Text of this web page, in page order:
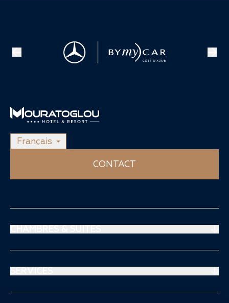
Français
CONTACT
Suites Prestige
Suites Mouratoglou
Restaurant